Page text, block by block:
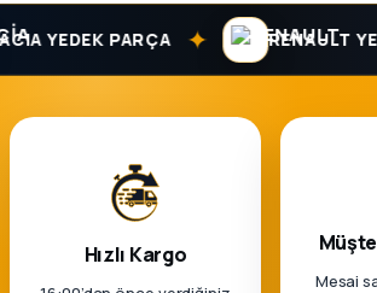
Parça
YEDEK PARÇA ✦ RENAULT
Hızlı Kargo
Mesai